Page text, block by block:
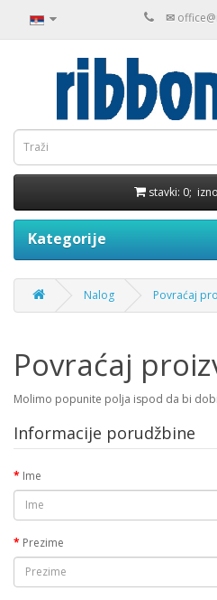
✉
stavki: 0;
Kategorije
Nalog Povraćaj
Povraćaj
Molimo popunite polja ispod da bi
Informacije porudžbine
Ime
Prezime